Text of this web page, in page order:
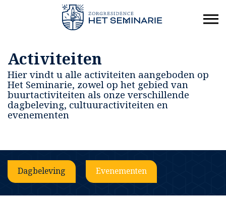
Activiteiten
Hier vindt u alle activiteiten aangeboden op
Het Seminarie, zowel op het gebied van
buurtactiviteiten als onze verschillende
dagbeleving, cultuuractiviteiten en
evenementen
Dagbeleving Evenementen